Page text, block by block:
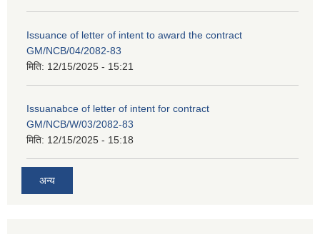
Issuance of letter of intent to award the contract
GM/NCB/04/2082-83
मिति: 12/15/2025 - 15:21
Issuanabce of letter of intent for contract
GM/NCB/W/03/2082-83
मिति: 12/15/2025 - 15:18
अन्य